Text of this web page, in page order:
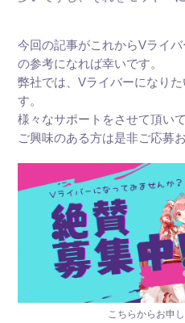
今回の記事がこれからVライ
の参考になれば幸いです。
弊社では、Vライバーになり
す。
様々なサポートをさせて頂い
ご興味のある方は是非ご応募
こちらからお申